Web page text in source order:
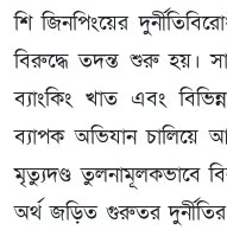
শি জিনপিংয়ের
বিরুদ্ধে তদন্ত শুরু হয়।
ব্যাংকিং খাত এবং
ব্যাপক অভিযান চালিয়ে
মৃত্যুদণ্ড তুলনামূলকভাবে
অর্থ জড়িত গুরুতর